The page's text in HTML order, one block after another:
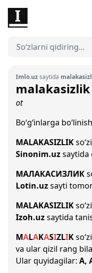
Imlo.uzsaytida
malakasizlik
ot
Bo‘g‘inlarga
MALAKASIZLIK
Sinonim.uzsaytida
МАЛАКАСИЗЛИК
Lotin.uzsayti
MALAKASIZLIK
Izoh.uzsaytida
MALAKASIZLIK
va ular qizil rang
Ular quyidagilar: A,